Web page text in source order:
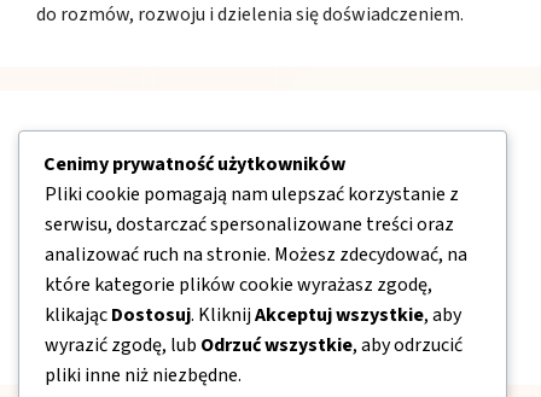
do rozmów, rozwoju i dzielenia się doświadczeniem.
O nas
Kontakt
Mapa strony
Polityka prywatności
Cenimy prywatność użytkowników
Pliki cookie pomagają nam ulepszać korzystanie z
serwisu, dostarczać spersonalizowane treści oraz
analizować ruch na stronie. Możesz zdecydować, na
które kategorie plików cookie wyrażasz zgodę,
klikającDostosuj. KliknijAkceptuj wszystkie, aby
wyrazić zgodę, lub Odrzuć wszystkie, aby odrzucić
pliki inne niż niezbędne.